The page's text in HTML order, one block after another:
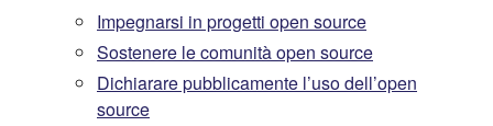
Impegnarsi in progetti open source
Sostenere le comunità open source
Dichiarare pubblicamente l’uso dell’open
source